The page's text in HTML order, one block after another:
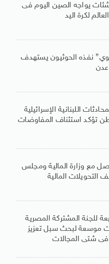
يواجه الصين اليوم فى
لكرة اليد
نفذه الحوثيون يستهدف
اللبنانية الإسرائيلية
تؤكد استئناف المفاوضات
مع وزارة المالية ومجلس
التحويلات المالية
للجنة المشتركة المصرية
موسعة لبحث سبل تعزيز
فى شتى المجالات